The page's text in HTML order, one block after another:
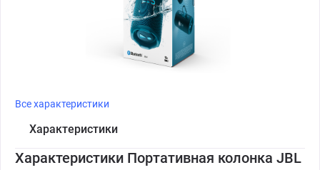
Все характеристики
Характеристики
Характеристики Портативная колонка JBL